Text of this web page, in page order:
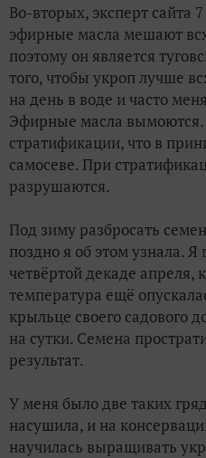
Во-вторых, эксперт сайта
эфирные масла мешают
поэтому он является
того, чтобы укроп лучше
на день в воде и часто
Эфирные масла вымоются.
стратификации, что в
самосеве. При
разрушаются.
Под зиму разбросать
поздно я об этом узнала.
четвёртой декаде апреля,
температура ещё
крыльце своего садового
на сутки. Семена
результат.
У меня было две таких
насушила, и на
научилась выращивать